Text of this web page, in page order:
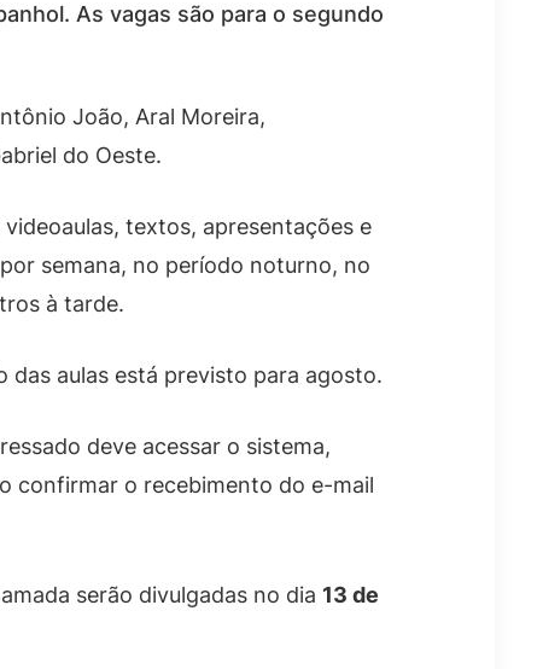
As vagas são para o segundo
João, Aral Moreira,
do Oeste.
textos, apresentações e
semana, no período noturno, no
à tarde.
das aulas está previsto para agosto.
deve acessar o sistema,
confirmar o recebimento do e-mail
serão divulgadas no dia 13 de